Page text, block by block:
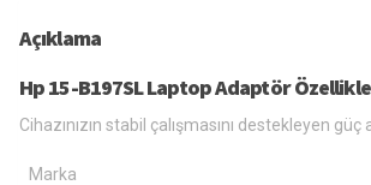
Açıklama
Hp 15-B197SL Laptop Adaptör
Cihazınızın stabil çalışmasını destekleyen
Marka